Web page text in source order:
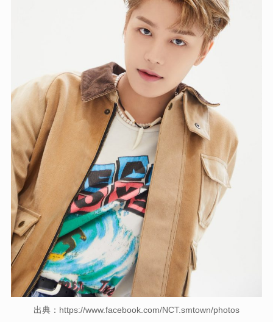
出典：https://www.facebook.com/NCT.smtown/photos